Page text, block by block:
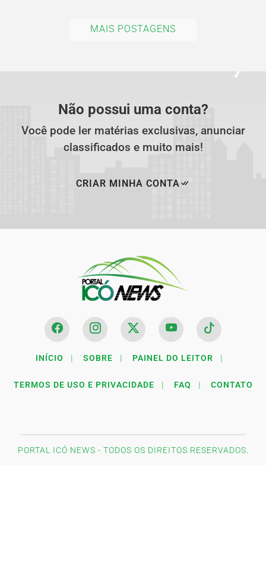
MAIS POSTAGENS
Não possui uma conta?
Você pode ler matérias exclusivas, anunciar
classificados e muito mais!
CRIAR MINHA CONTA
INÍCIO | SOBRE | PAINEL DO LEITOR |
TERMOS DE USO E PRIVACIDADE | FAQ | CONTATO
PORTAL ICÓ NEWS - TODOS OS DIREITOS RESERVADOS.